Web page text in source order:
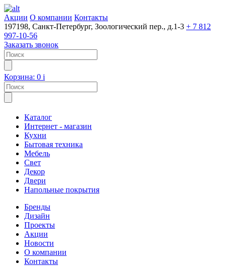
Акции О компании Контакты
197198, Санкт-Петербург, Зоологический пер., д.1-3 + 7 812
997-10-56
Заказать звонок
Корзина: 0 i
Каталог
Интернет - магазин
Кухни
Бытовая техника
Мебель
Свет
Декор
Двери
Напольные покрытия
Бренды
Дизайн
Проекты
Акции
Новости
О компании
Контакты